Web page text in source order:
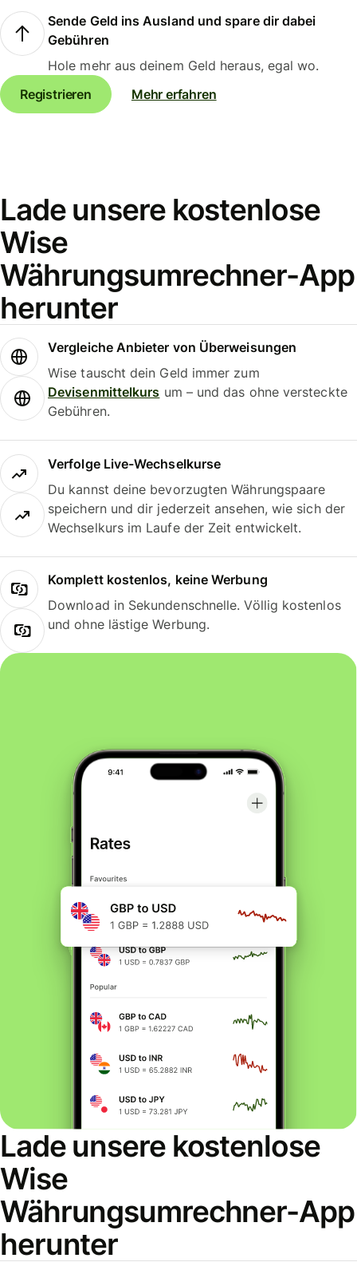
Sende Geld ins Ausland und spare dir dabei
Gebühren
Hole mehr aus deinem Geld heraus, egal wo.
Registrieren
Mehr erfahren
Lade unsere kostenlose
Wise
Währungsumrechner-App
herunter
Vergleiche Anbieter von Überweisungen
Wise tauscht dein Geld immer zum
Devisenmittelkurs um – und das ohne versteckte
Gebühren.
Verfolge Live-Wechselkurse
Du kannst deine bevorzugten Währungspaare
speichern und dir jederzeit ansehen, wie sich der
Wechselkurs im Laufe der Zeit entwickelt.
Komplett kostenlos, keine Werbung
Download in Sekundenschnelle. Völlig kostenlos
und ohne lästige Werbung.
Lade unsere kostenlose
Wise
Währungsumrechner-App
herunter